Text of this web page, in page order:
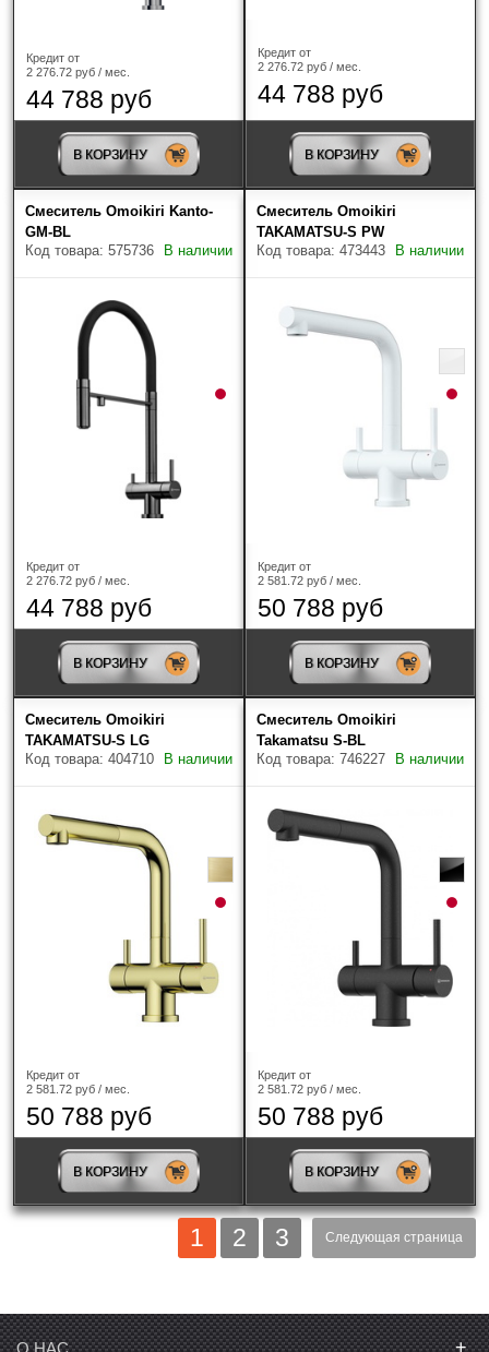
Кредит от
2 276.72 руб / мес.
44 788 руб
В КОРЗИНУ
Кредит от
2 276.72 руб / мес.
44 788 руб
В КОРЗИНУ
Смеситель Omoikiri Kanto-
GM-BL
Код товара: 575736
В наличии
Кредит от
2 276.72 руб / мес.
44 788 руб
В КОРЗИНУ
Смеситель Omoikiri
TAKAMATSU-S PW
Код товара: 473443
В наличии
Кредит от
2 581.72 руб / мес.
50 788 руб
В КОРЗИНУ
Смеситель Omoikiri
TAKAMATSU-S LG
Код товара: 404710
В наличии
Кредит от
2 581.72 руб / мес.
50 788 руб
В КОРЗИНУ
Смеситель Omoikiri
Takamatsu S-BL
Код товара: 746227
В наличии
Кредит от
2 581.72 руб / мес.
50 788 руб
В КОРЗИНУ
1 2 3 Следующая страница
О НАС +